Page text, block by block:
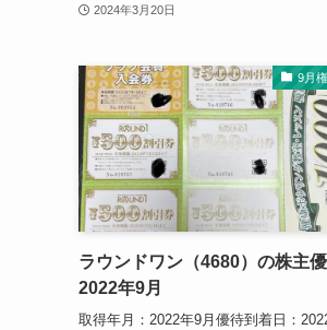
2024年3月20日
9月
ラウンドワン（4680）の株主
2022年9月
取得年月：2022年9月優待到着日：